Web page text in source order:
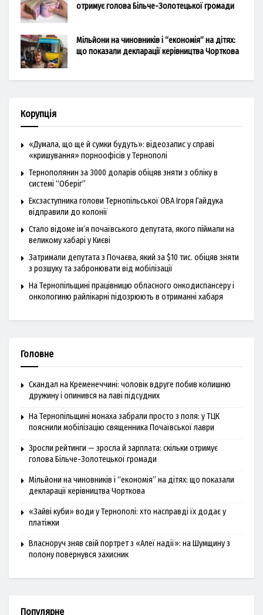
отримує голова Більче-Золотецької громади
Мільйони на чиновників і “економія” на дітях:
що показали декларації керівництва Чорткова
Корупція
«Думала, що ще й сумки будуть»: відеозапис у справі
«кришування» порноофісів у Тернополі
Тернополянин за 3000 доларів обіцяв зняти з обліку в
системі “Оберіг”
Ексзаступника голови Тернопільської ОВА Ігоря Гайдука
відправили до колонії
Стало відоме ім’я почаївського депутата, якого піймали на
великому хабарі у Києві
Затримали депутата з Почаєва, який за $10 тис. обіцяв зняти
з розшуку та забронювати від мобілізації
На Тернопільщині працівницю обласного онкодиспансеру і
онкологиню райлікарні підозрюють в отриманні хабаря
Головне
Скандал на Кременеччині: чоловік вдруге побив колишню
дружину і опинився на лаві підсудних
На Тернопільщині монаха забрали просто з поля: у ТЦК
пояснили мобілізацію священника Почаївської лаври
Зросли рейтинги — зросла й зарплата: скільки отримує
голова Більче-Золотецької громади
Мільйони на чиновників і “економія” на дітях: що показали
декларації керівництва Чорткова
«Зайві куби» води у Тернополі: хто насправді їх додає у
платіжки
Власноруч зняв свій портрет з «Алеї надії»: на Шумщину з
полону повернувся захисник
Популярне